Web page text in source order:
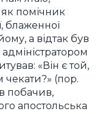
помічник
блаженної
а відтак був
«Він є той,
(пор.
побачив,
апостольська